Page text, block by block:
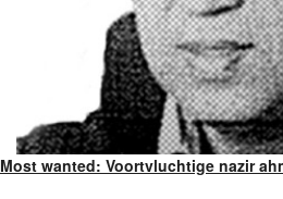
Most wanted: Voortvluchtige nazir